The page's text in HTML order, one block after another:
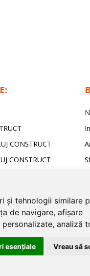
și tehnologii similare
de navigare, afișare
analiză
esenţiale Vreau să
CONSTRUCT
CONSTRUCT
este un serviciu de promovare